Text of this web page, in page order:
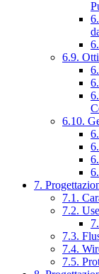
6.9.
6.10.
7.
7.1.
7.2.
7.3.
7.4.
7.5.